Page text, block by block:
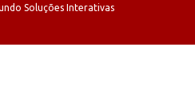
Soluções Interativas